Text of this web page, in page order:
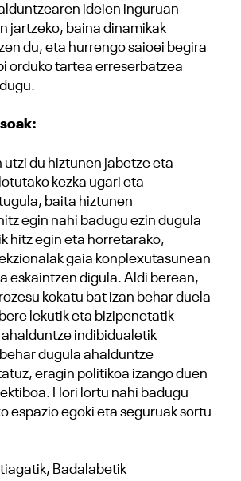
ideien inguruan
jartzeko, baina dinamikak
du, eta hurrengo saioei begira
orduko tartea erreserbatzea
utzi du hiztunen jabetze eta
kezka ugari eta
baita hiztunen
egin nahi badugu ezin dugula
hitz egin eta horretarako,
gaia konplexutasunean
eskaintzen digula. Aldi berean,
kokatu bat izan behar duela
lekutik eta bizipenetatik
indibidualetik
dugula ahalduntze
eragin politikoa izango duen
Hori lortu nahi badugu
espazio egoki eta seguruak sortu
Badalabetik